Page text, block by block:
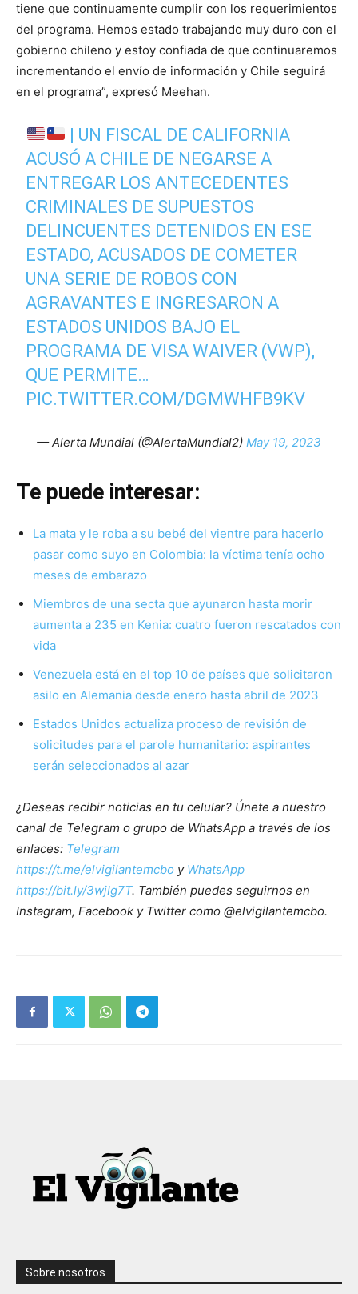
tiene que continuamente cumplir con los requerimientos
del programa. Hemos estado trabajando muy duro con el
gobierno chileno y estoy confiada de que continuaremos
incrementando el envío de información y Chile seguirá
en el programa”, expresó Meehan.
| UN FISCAL DE CALIFORNIA
ACUSÓ A CHILE DE NEGARSE A
ENTREGAR LOS ANTECEDENTES
CRIMINALES DE SUPUESTOS
DELINCUENTES DETENIDOS EN ESE
ESTADO, ACUSADOS DE COMETER
UNA SERIE DE ROBOS CON
AGRAVANTES E INGRESARON A
ESTADOS UNIDOS BAJO EL
PROGRAMA DE VISA WAIVER (VWP),
QUE PERMITE…
PIC.TWITTER.COM/DGMWHFB9KV
— Alerta Mundial (@AlertaMundial2) May 19, 2023
Te puede interesar:
La mata y le roba a su bebé del vientre para hacerlo
pasar como suyo en Colombia: la víctima tenía ocho
meses de embarazo
Miembros de una secta que ayunaron hasta morir
aumenta a 235 en Kenia: cuatro fueron rescatados con
vida
Venezuela está en el top 10 de países que solicitaron
asilo en Alemania desde enero hasta abril de 2023
Estados Unidos actualiza proceso de revisión de
solicitudes para el parole humanitario: aspirantes
serán seleccionados al azar
¿Deseas recibir noticias en tu celular? Únete a nuestro
canal de Telegram o grupo de WhatsApp a través de los
enlaces: Telegram
https://t.me/elvigilantemcbo y WhatsApp
https://bit.ly/3wjIg7T. También puedes seguirnos en
Instagram, Facebook y Twitter como @elvigilantemcbo.
Sobre nosotros